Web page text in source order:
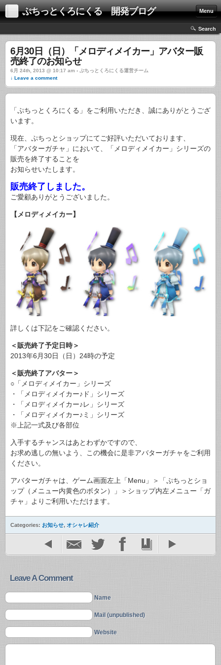
ぷちっとくろにくる 開発ブログ Menu
Search
6月30日（日）「メロディメイカー」アバター販
売終了のお知らせ
6月 24th, 2013 @ 10:17 am › ぷちっとくろにくる運営チーム
↓ Leave a comment
「ぷちっとくろにくる」をご利用いただき、誠にありがとうござ
います。
現在、ぷちっとショップにてご好評いただいております、
「アバターガチャ」において、「メロディメイカー」シリーズの
販売を終了することを
お知らせいたします。
販売終了しました。
ご愛顧ありがとうございました。
【メロディメイカー】
詳しくは下記をご確認ください。
＜販売終了予定日時＞
2013年6月30日（日）24時の予定
＜販売終了アバター＞
○「メロディメイカー」シリーズ
・「メロディメイカー♪ド」シリーズ
・「メロディメイカー♪レ」シリーズ
・「メロディメイカー♪ミ」シリーズ
※上記一式及び各部位
入手するチャンスはあとわずかですので、
お求め逃しの無いよう、この機会に是非アバターガチャをご利用
ください。
アバターガチャは、ゲーム画面左上「Menu」＞「ぷちっとショ
ップ（メニュー内黄色のボタン）」＞ショップ内左メニュー「ガ
チャ」よりご利用いただけます。
Categories: お知らせ, オシャレ紹介
Leave A Comment
Name
Mail (unpublished)
Website